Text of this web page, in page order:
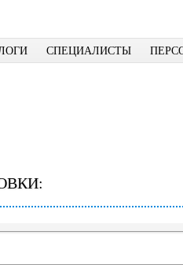
СПЕЦИАЛИСТЫ